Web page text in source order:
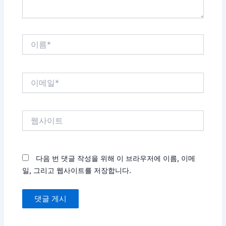
다음 번 댓글 작성을 위해 이 브라우저에 이름, 이메
일, 그리고 웹사이트를 저장합니다.